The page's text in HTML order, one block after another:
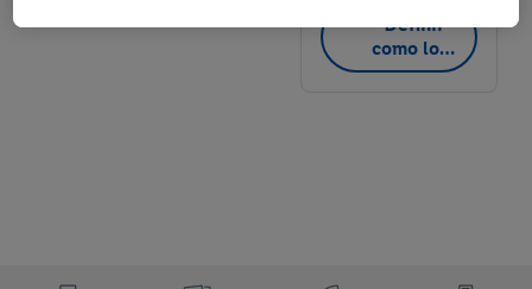
Definir
como loja
favorita
Ao clicar em "Rejeitar", só pode autorizar a utilização das